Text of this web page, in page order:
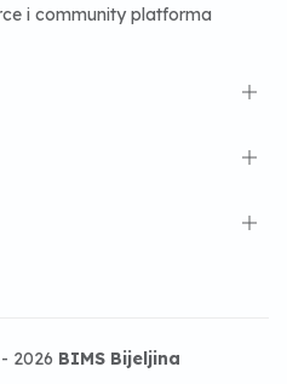
i community platforma
2026 BIMS Bijeljina